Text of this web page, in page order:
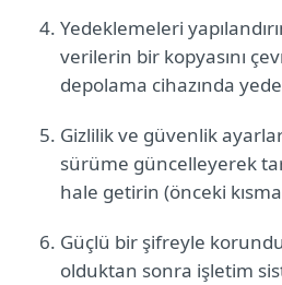
Yedeklemeleri
verilerin bir kopyasını
depolama cihazında
Gizlilik ve güvenlik
sürüme güncelleyerek
hale getirin (önceki
Güçlü bir şifreyle
olduktan sonra işletim